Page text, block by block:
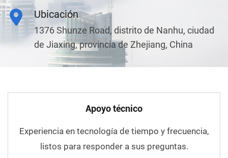
Ubicación
1376 Shunze Road, distrito de Nanhu, ciudad
de Jiaxing, provincia de Zhejiang, China
Apoyo técnico
Experiencia en tecnología de tiempo y frecuencia,
listos para responder a sus preguntas.